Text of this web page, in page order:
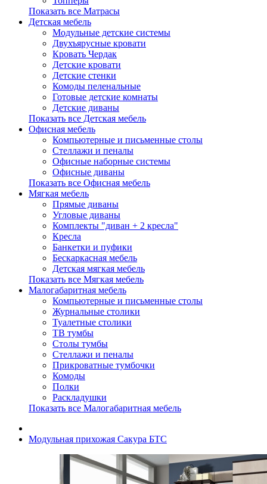
Показать все Матрасы
Детская мебель
Модульные детские системы
Двухъярусные кровати
Кровать Чердак
Детские кровати
Детские стенки
Комоды пеленальные
Готовые детские комнаты
Детские диваны
Показать все Детская мебель
Офисная мебель
Компьютерные и письменные столы
Стеллажи и пеналы
Офисные наборные системы
Офисные диваны
Показать все Офисная мебель
Мягкая мебель
Прямые диваны
Угловые диваны
Комплекты "диван + 2 кресла"
Кресла
Банкетки и пуфики
Бескаркасная мебель
Детская мягкая мебель
Показать все Мягкая мебель
Малогабаритная мебель
Компьютерные и письменные столы
Журнальные столики
Туалетные столики
ТВ тумбы
Столы тумбы
Стеллажи и пеналы
Прикроватные тумбочки
Комоды
Полки
Раскладушки
Показать все Малогабаритная мебель
Модульная прихожая Сакура БТС